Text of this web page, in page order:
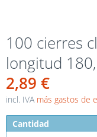
100 cierres
longitud
2,89 €
incl. IVA más gastos de
Cantidad